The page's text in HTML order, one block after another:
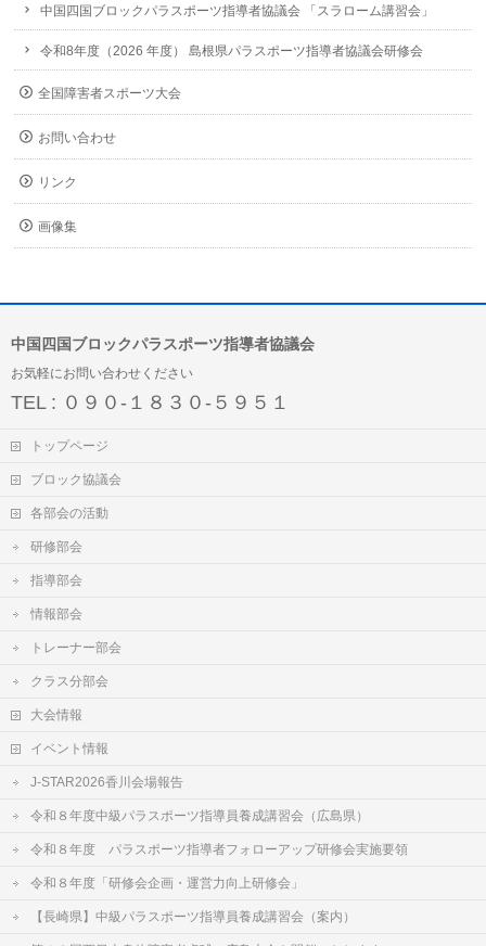
中国四国ブロックパラスポーツ指導者協議会 「スラローム講習会」
令和8年度（2026 年度） 島根県パラスポーツ指導者協議会研修会
全国障害者スポーツ大会
お問い合わせ
リンク
画像集
中国四国ブロックパラスポーツ指導者協議会
お気軽にお問い合わせください
TEL : ０９０-１８３０-５９５１
トップページ
ブロック協議会
各部会の活動
研修部会
指導部会
情報部会
トレーナー部会
クラス分部会
大会情報
イベント情報
J-STAR2026香川会場報告
令和８年度中級パラスポーツ指導員養成講習会（広島県）
令和８年度 パラスポーツ指導者フォローアップ研修会実施要領
令和８年度「研修会企画・運営力向上研修会」
【長崎県】中級パラスポーツ指導員養成講習会（案内）